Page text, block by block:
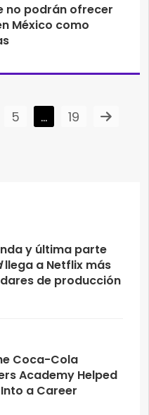
y última parte
llega a Netflix más
de producción
Coca-Cola
Academy Helped
a Career
no podrán ofrecer
México como
5 … 19